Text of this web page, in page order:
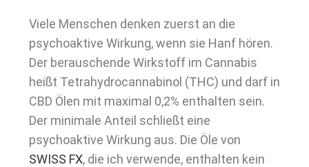
Viele Menschen denken zuerst an die
psychoaktive Wirkung, wenn sie Hanf hören.
Der berauschende Wirkstoff im Cannabis
heißt Tetrahydrocannabinol (THC) und darf in
CBD Ölen mit maximal 0,2% enthalten sein.
Der minimale Anteil schließt eine
psychoaktive Wirkung aus. Die Öle von
SWISS FX, die ich verwende, enthalten kein